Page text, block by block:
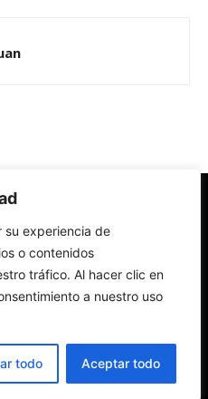
su experiencia de
o contenidos
tráfico. Al hacer clic en
a nuestro uso
todo Aceptar todo
católica y la sociedad